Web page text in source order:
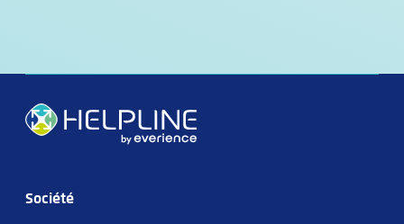
Société